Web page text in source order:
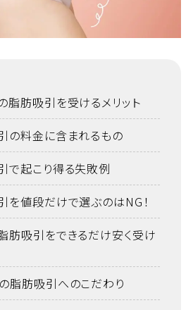
脂肪吸引を受けるメリット
の料金に含まれるもの
で起こり得る失敗例
を値段だけで選ぶのはNG！
肪吸引をできるだけ安く受け
脂肪吸引へのこだわり